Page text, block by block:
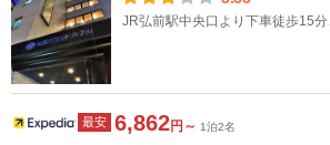
東
海
畿
JR弘前駅中央口より下車徒歩15
最安 6,862円～ 1泊2名